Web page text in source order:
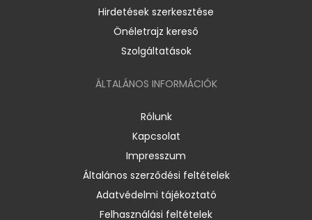
Hirdetések szerkesztése
Önéletrajz kereső
Szolgáltatások
ÁLTALÁNOS INFORMÁCIÓK
Rólunk
Kapcsolat
Impresszum
Általános szerződési feltételek
Adatvédelmi tájékoztató
Felhasználási feltételek